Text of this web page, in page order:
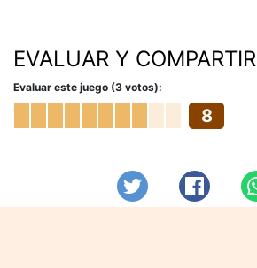
EVALUAR Y COMPARTIR
Evaluar este juego (3 votos):
8